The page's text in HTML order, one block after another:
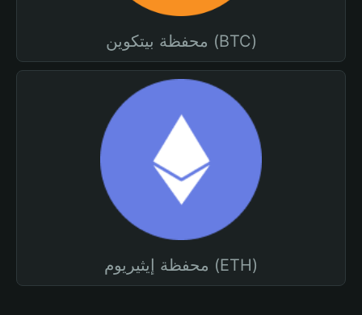
محفظة بيتكوين (BTC)
محفظة إيثيريوم (ETH)